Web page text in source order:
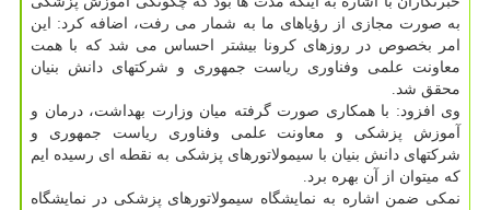
به صورت مجازی از رؤیاهای ما به شمار می رفت، اضافه کرد: این
امر بخصوص در روزهای کرونا بیشتر احساس می شد که با همت
معاونت علمی وفناوری ریاست جمهوری و شرکتهای دانش بنیان
محقق شد.
وی افزود: با همکاری صورت گرفته میان وزارت بهداشت، درمان و
آموزش پزشکی و معاونت علمی وفناوری ریاست جمهوری و
شرکتهای دانش بنیان با سیمولاتورهای پزشکی به نقطه ای رسیده ایم
که میتوان از آن بهره برد.
نمکی ضمن اشاره به نمایشگاه سیمولاتورهای پزشکی در نمایشگاه